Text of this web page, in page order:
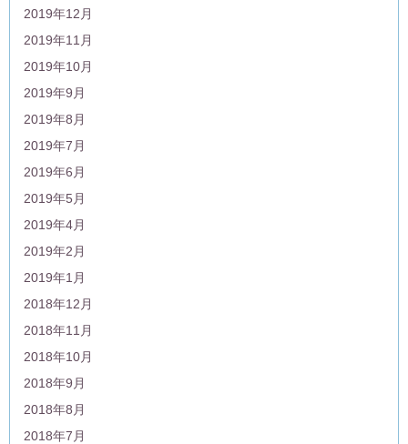
2019年12月
2019年11月
2019年10月
2019年9月
2019年8月
2019年7月
2019年6月
2019年5月
2019年4月
2019年2月
2019年1月
2018年12月
2018年11月
2018年10月
2018年9月
2018年8月
2018年7月